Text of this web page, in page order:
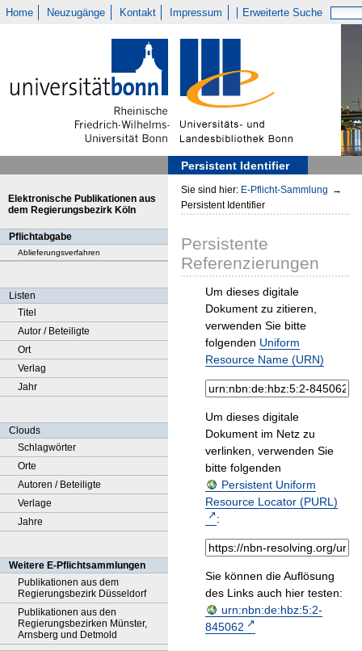
Home Neuzugänge Kontakt Impressum Erweiterte Suche
Persistent Identifier
Elektronische Publikationen aus
dem Regierungsbezirk Köln
Pflichtabgabe
Ablieferungsverfahren
Listen
Titel
Autor / Beteiligte
Ort
Verlag
Jahr
Clouds
Schlagwörter
Orte
Autoren / Beteiligte
Verlage
Jahre
Weitere E-Pflichtsammlungen
Publikationen aus dem
Regierungsbezirk Düsseldorf
Publikationen aus den
Regierungsbezirken Münster,
Arnsberg und Detmold
Sie sind hier: E-Pflicht-Sammlung →
Persistent Identifier
Persistente
Referenzierungen
Um dieses digitale
Dokument zu zitieren,
verwenden Sie bitte
folgenden Uniform
Resource Name (URN)
Um dieses digitale
Dokument im Netz zu
verlinken, verwenden Sie
bitte folgenden
Persistent Uniform
Resource Locator (PURL)
:
Sie können die Auflösung
des Links auch hier testen:
urn:nbn:de:hbz:5:2-
845062